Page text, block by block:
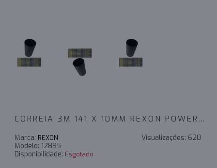
CORREIA 3M 141 X 10MM REXON POWERSINC FP
Visualizações: 620
Marca: REXON
Modelo: 12895
Disponibilidade: Esgotado